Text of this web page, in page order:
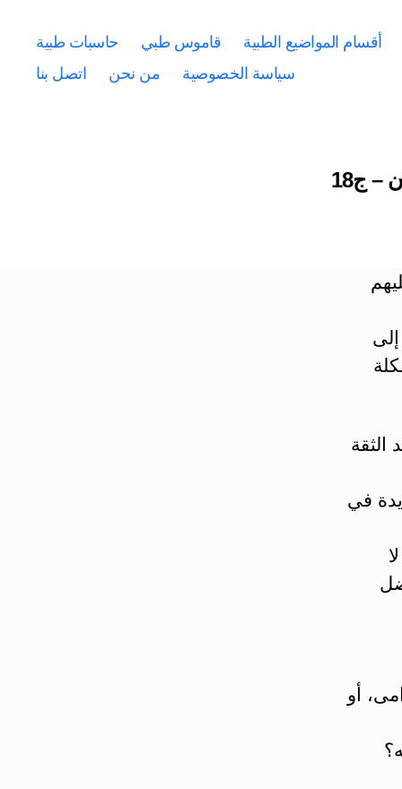
أقسام المواضيع الطبية قاموس طبي
حاسبات طبية
سياسة الخصوصية
من نحن اتصل بنا
– ج18
في
أو